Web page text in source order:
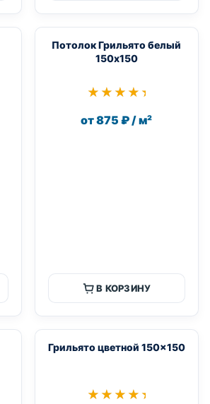
Потолок Грильято белый
150х150
★★★★★
★★★★★
от 875 ₽ / м²
В КОРЗИНУ
Грильято цветной 150×150
★★★★★
★★★★★